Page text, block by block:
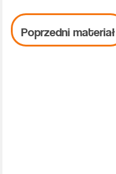
Poprzedni materiał